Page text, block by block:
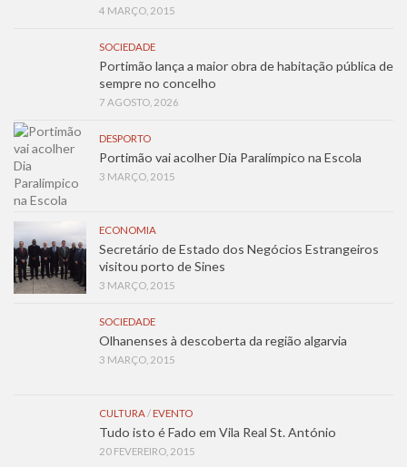
4 MARÇO, 2015
SOCIEDADE
Portimão lança a maior obra de habitação pública de
sempre no concelho
7 AGOSTO, 2026
DESPORTO
Portimão vai acolher Dia Paralímpico na Escola
3 MARÇO, 2015
ECONOMIA
Secretário de Estado dos Negócios Estrangeiros
visitou porto de Sines
3 MARÇO, 2015
SOCIEDADE
Olhanenses à descoberta da região algarvia
3 MARÇO, 2015
CULTURA/ EVENTO
Tudo isto é Fado em Vila Real St. António
20 FEVEREIRO, 2015